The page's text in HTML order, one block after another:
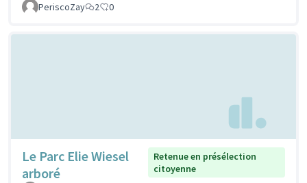
PeriscoZay
2 0
Le Parc Elie Wiesel
arboré
Retenue en présélection
citoyenne